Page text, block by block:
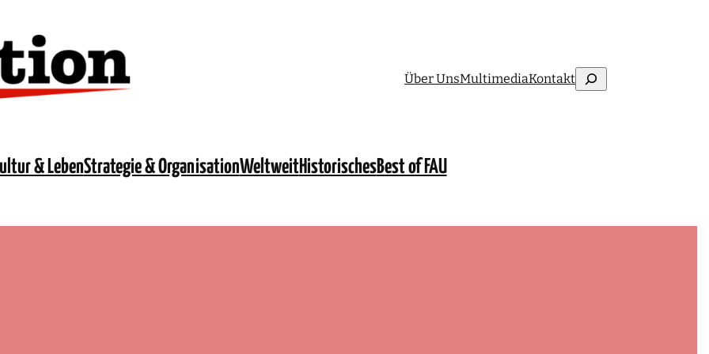
Über UnsMultimediaKontaktSuchen
& LebenStrategie & OrganisationWeltweitHistorischesBest of FAU